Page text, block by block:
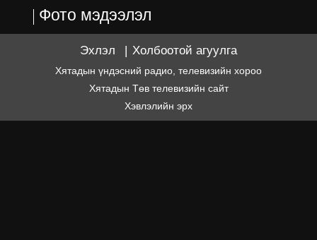
Фото мэдээлэл
Эхлэл Холбоотой агуулга
Хятадын үндэсний радио, телевизийн хороо
Хятадын Төв телевизийн сайт
Хэвлэлийн эрх